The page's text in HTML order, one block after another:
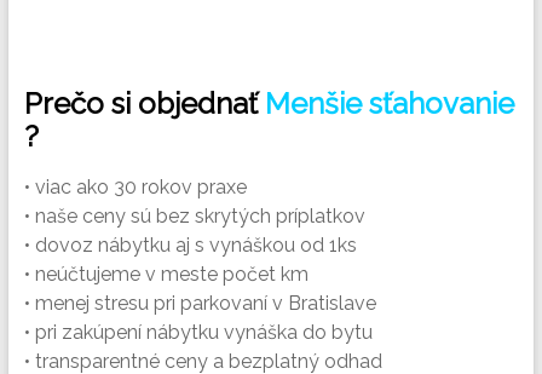
Prečo si objednať Menšie sťahovanie
?
• viac ako 30 rokov praxe
• naše ceny sú bez skrytých príplatkov
• dovoz nábytku aj s vynáškou od 1ks
• neúčtujeme v meste počet km
• menej stresu pri parkovaní v Bratislave
• pri zakúpení nábytku vynáška do bytu
• transparentné ceny a bezplatný odhad